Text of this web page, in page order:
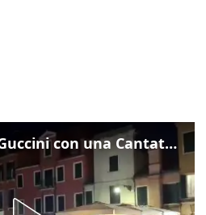
Venezia omaggia Guccini con una Cantata Anarchica in campo Santa Margherita